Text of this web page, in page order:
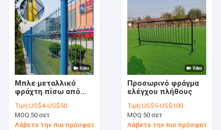
Μπλε μεταλλικό
φράχτη πίσω από
καμπύλη 3D διπλό
σύρμα πλέγμα
φράχτη
Τιμή:US$4-US$50
MOQ:50 σετ
Λάβετε την πιο πρόσφατη τιμή
Προσωρινό φράγμα
ελέγχου πλήθους
Τιμή:US$5-US$100
MOQ:50 σετ
Λάβετε την πιο πρόσφατη